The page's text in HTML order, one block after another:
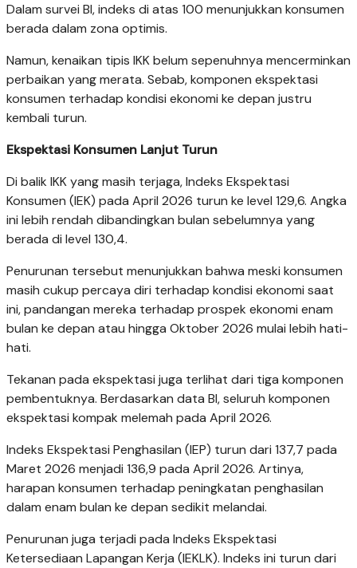
Dalam survei BI, indeks di atas 100 menunjukkan konsumen
berada dalam zona optimis.
Namun, kenaikan tipis IKK belum sepenuhnya mencerminkan
perbaikan yang merata. Sebab, komponen ekspektasi
konsumen terhadap kondisi ekonomi ke depan justru
kembali turun.
Ekspektasi Konsumen Lanjut Turun
Di balik IKK yang masih terjaga, Indeks Ekspektasi
Konsumen (IEK) pada April 2026 turun ke level 129,6. Angka
ini lebih rendah dibandingkan bulan sebelumnya yang
berada di level 130,4.
Penurunan tersebut menunjukkan bahwa meski konsumen
masih cukup percaya diri terhadap kondisi ekonomi saat
ini, pandangan mereka terhadap prospek ekonomi enam
bulan ke depan atau hingga Oktober 2026 mulai lebih hati-
hati.
Tekanan pada ekspektasi juga terlihat dari tiga komponen
pembentuknya. Berdasarkan data BI, seluruh komponen
ekspektasi kompak melemah pada April 2026.
Indeks Ekspektasi Penghasilan (IEP) turun dari 137,7 pada
Maret 2026 menjadi 136,9 pada April 2026. Artinya,
harapan konsumen terhadap peningkatan penghasilan
dalam enam bulan ke depan sedikit melandai.
Penurunan juga terjadi pada Indeks Ekspektasi
Ketersediaan Lapangan Kerja (IEKLK). Indeks ini turun dari